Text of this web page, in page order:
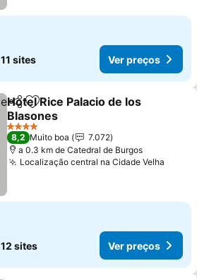
11 sites Ver preços
PartilharAdicionar aos favoritos
Hotel Rice Palacio de los
Blasones
Ver preços
4 Estrelas
8,2 Muito boa
7.072
a 0.3 km de Catedral de Burgos
Localização central na Cidade Velha
12 sites Ver preços